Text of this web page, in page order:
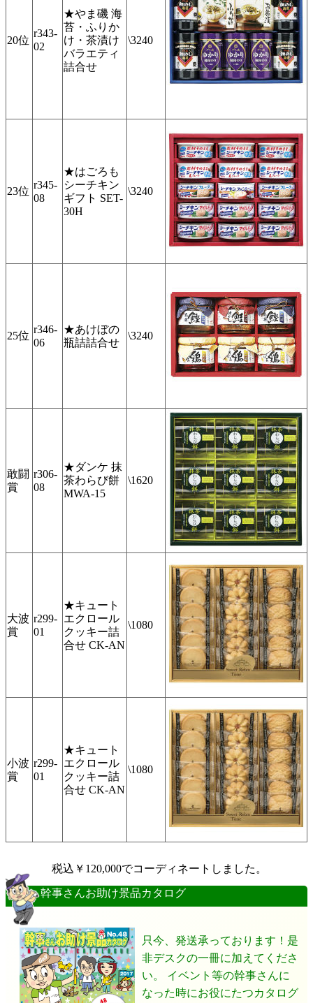
20位
r343-
02
★やま磯 海
苔・ふりか
け・茶漬け
バラエティ
詰合せ
\3240
23位
r345-
08
★はごろも
シーチキン
ギフト SET-
30H
\3240
25位
r346-
06
★あけぼの
瓶詰詰合せ
\3240
敢闘
賞
r306-
08
★ダンケ 抹
茶わらび餅
MWA-15
\1620
大波
賞
r299-
01
★キュート
エクロール
クッキー詰
合せ CK-AN
\1080
小波
賞
r299-
01
★キュート
エクロール
クッキー詰
合せ CK-AN
\1080
税込￥120,000でコーディネートしました。
幹事さんお助け景品カタログ
只今、発送承っております！是
非デスクの一冊に加えてくださ
い。 イベント等の幹事さんに
なった時にお役にたつカタログ